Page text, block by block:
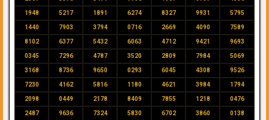
1948 5217 1891 6274 8327 9931 5795
1440 7903 3794 0716 2669 4090 7589
8102 6377 5432 6063 4712 9421 9693
0345 7296 4787 3520 2809 7984 5069
3168 8736 9650 0293 6045 4308 9526
7230 4162 5816 1180 4621 3984 1794
2098 0449 2178 8409 7855 1218 0476
2487 9636 7324 5830 6702 3860 0138